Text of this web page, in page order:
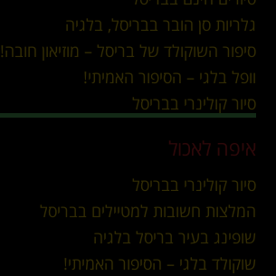
גלריות סן הובר בבריסל, בלגיה
סיפור השוקולד של בריסל – מוזיאון חובה!
וופל בלגי – הסיפור האמיתי!
סיור קולינרי בבריסל
איפה לאכול
סיור קולינרי בבריסל
המלצות חשובות למטיילים בבריסל
שופינג בעיר בריסל בלגיה
שוקולד בלגי – הסיפור האמיתי!